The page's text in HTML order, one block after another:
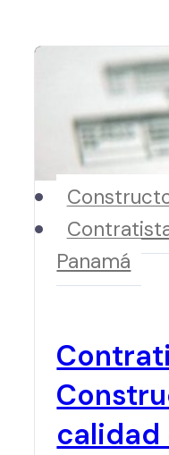
calidad
Panamá